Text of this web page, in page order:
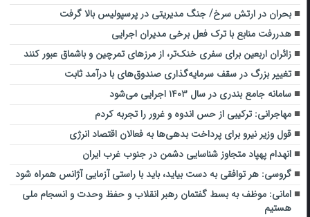
بحران در ارتش سرخ/ جنگ مدیریتی در پرسپولیس بالا گرفت
هدررفت منابع با ترک فعل برخی مدیران اجرایی
زائران اربعین برای سفری خنک‌تر، از مرزهای تمرچین و باشماق عبور کنند
تغییر بزرگ در سقف سرمایه‌گذاری صندوق‌های با درآمد ثابت
سامانه جامع بندری در سال ۱۴۰۳ اجرایی می‌شود
مهاجرانی: ترکیبی از حس اندوه و غرور را تجربه کردم
قول وزیر نیرو برای پرداخت بدهی‌ها به فعالان اقتصاد انرژی
انهدام پهپاد متجاوز شناسایی دشمن در جنوب غرب ایران
گروسی: هر توافقی به دست بیاید، باید با راستی آزمایی آژانس همراه شود
امانی: موظف به بسط گفتمان رهبر انقلاب و حفظ وحدت و انسجام ملی
هستیم